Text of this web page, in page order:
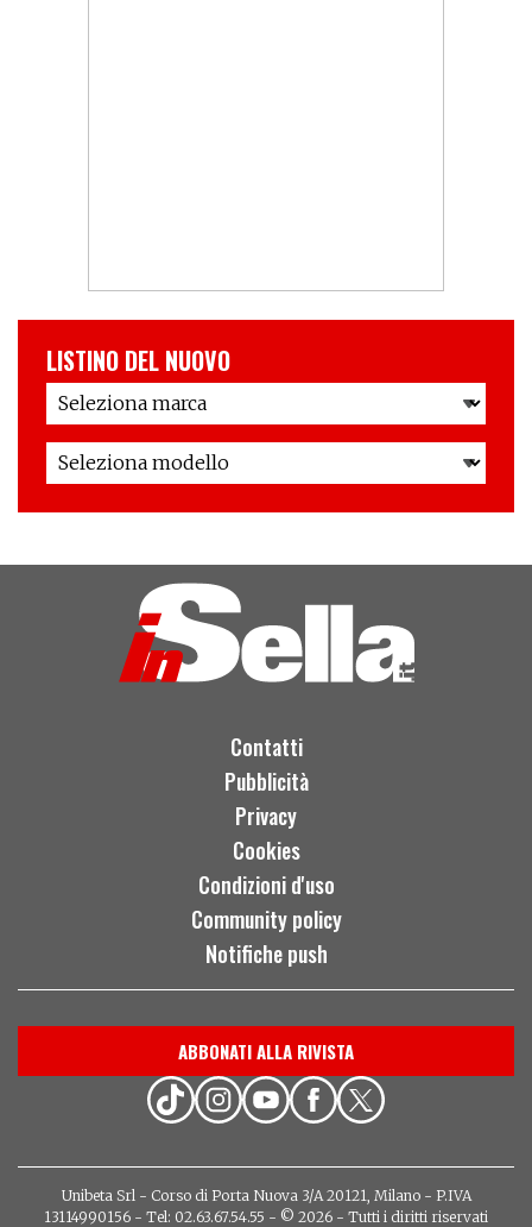
LISTINO DEL NUOVO
Contatti
Pubblicità
Privacy
Cookies
Condizioni d'uso
Community policy
Notifiche push
ABBONATI ALLA RIVISTA
Unibeta Srl - Corso di Porta Nuova 3/A 20121, Milano - P.IVA
13114990156 - Tel: 02.63.67.54.55 - © 2026 - Tutti i diritti riservati